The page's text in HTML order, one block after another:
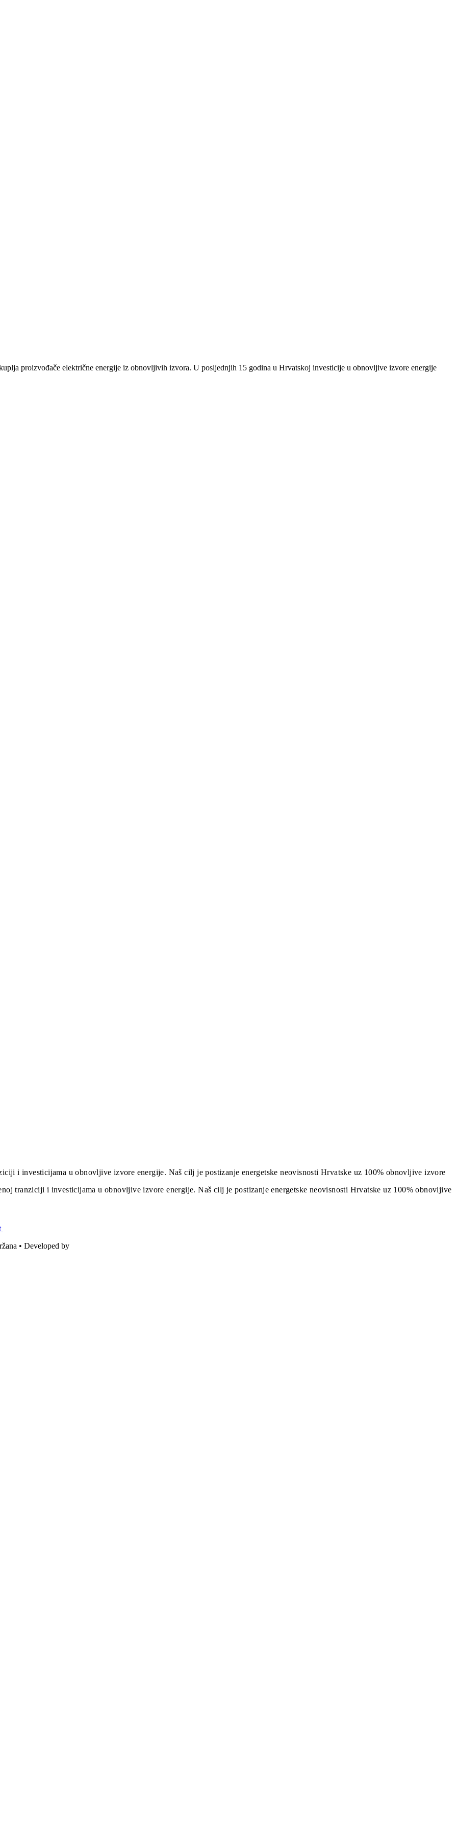
proizvođače električne energije iz obnovljivih izvora. U posljednjih 15 godina u Hrvatskoj investicije u obnovljive izvore energije
i investicijama u obnovljive izvore energije. Naš cilj je postizanje energetske neovisnosti Hrvatske uz 100% obnovljive izvore
tranziciji i investicijama u obnovljive izvore energije. Naš cilj je postizanje energetske neovisnosti Hrvatske uz 100% obnovljive
• Developed by